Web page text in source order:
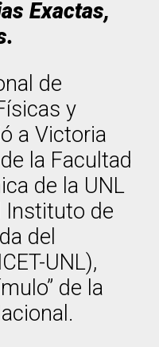
Exactas,
de
y
a Victoria
la Facultad
de la UNL
Instituto de
del
UNL),
de la